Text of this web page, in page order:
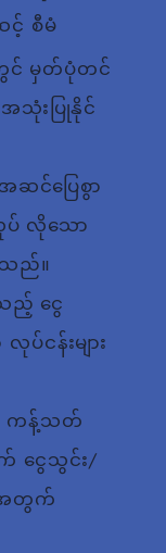
င့် စီမံ
င် မှတ်ပုံတင်
းပြုနိုင်
င်ပြေစွာ
ပ် လိုသော
သည်။
ည့် ငွေ
ငန်းများ
ကို ကန့်သတ်
ငွေသွင်း/
အတွက်